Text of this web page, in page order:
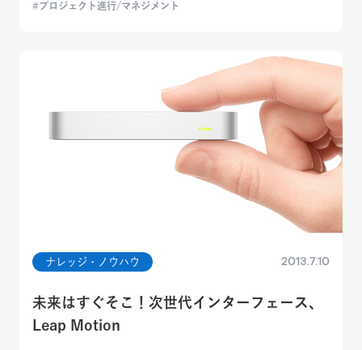
プロジェクト進行/マネジメント
ナレッジ・ノウハウ 2013.7.10
未来はすぐそこ！次世代インターフェース、
Leap Motion